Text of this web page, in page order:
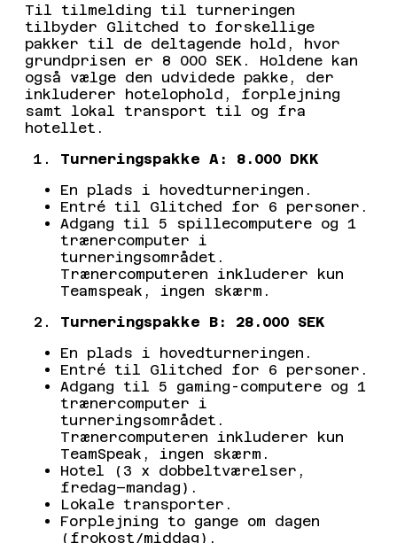
Til tilmelding til turneringen
tilbyder Glitched to forskellige
pakker til de deltagende hold, hvor
grundprisen er 8 000 SEK. Holdene kan
også vælge den udvidede pakke, der
inkluderer hotelophold, forplejning
samt lokal transport til og fra
hotellet.
Turneringspakke A: 8.000 DKK
En plads i hovedturneringen.
Entré til Glitched for 6 personer.
Adgang til 5 spillecomputere og 1
trænercomputer i
turneringsområdet.
Trænercomputeren inkluderer kun
Teamspeak, ingen skærm.
Turneringspakke B: 28.000 SEK
En plads i hovedturneringen.
Entré til Glitched for 6 personer.
Adgang til 5 gaming-computere og 1
trænercomputer i
turneringsområdet.
Trænercomputeren inkluderer kun
TeamSpeak, ingen skærm.
Hotel (3 x dobbeltværelser,
fredag–mandag).
Lokale transporter.
Forplejning to gange om dagen
(frokost/middag).